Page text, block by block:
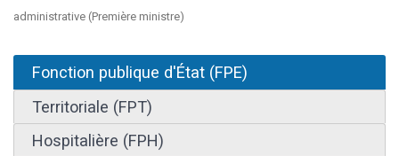
administrative (Première ministre)
Fonction publique d'État (FPE)
Territoriale (FPT)
Hospitalière (FPH)